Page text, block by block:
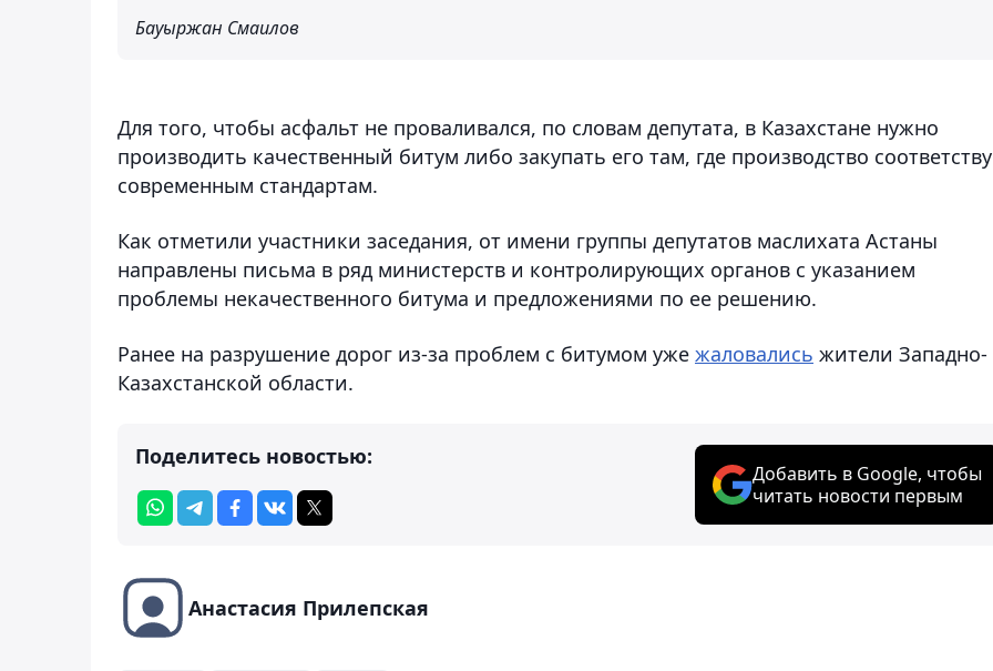
Бауыржан Смаилов
Для того, чтобы асфальт не проваливался, по словам депутата, в Казахстане нужно
производить качественный битум либо закупать его там, где производство
современным стандартам.
Как отметили участники заседания, от имени группы депутатов маслихата Астаны
направлены письма в ряд министерств и контролирующих органов с указанием
проблемы некачественного битума и предложениями по ее решению.
Ранее на разрушение дорог из-за проблем с битумом уже жаловались жители Западно-
Казахстанской области.
Поделитесь новостью:
Добавить в Google, чтобы
читать новости первым
Анастасия Прилепская